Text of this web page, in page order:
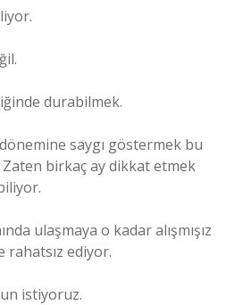
durabilmek.
saygı göstermek bu
Zaten birkaç ay dikkat etmek
ulaşmaya o kadar alışmışız
ediyor.
istiyoruz.